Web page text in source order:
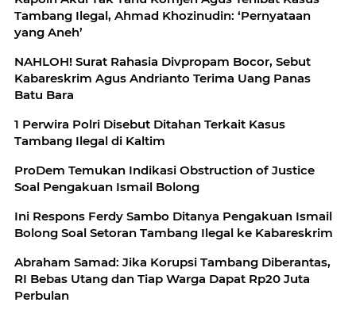
Tambang Ilegal, Ahmad Khozinudin: ‘Pernyataan
yang Aneh’
NAHLOH! Surat Rahasia Divpropam Bocor, Sebut
Kabareskrim Agus Andrianto Terima Uang Panas
Batu Bara
1 Perwira Polri Disebut Ditahan Terkait Kasus
Tambang Ilegal di Kaltim
ProDem Temukan Indikasi Obstruction of Justice
Soal Pengakuan Ismail Bolong
Ini Respons Ferdy Sambo Ditanya Pengakuan Ismail
Bolong Soal Setoran Tambang Ilegal ke Kabareskrim
Abraham Samad: Jika Korupsi Tambang Diberantas,
RI Bebas Utang dan Tiap Warga Dapat Rp20 Juta
Perbulan